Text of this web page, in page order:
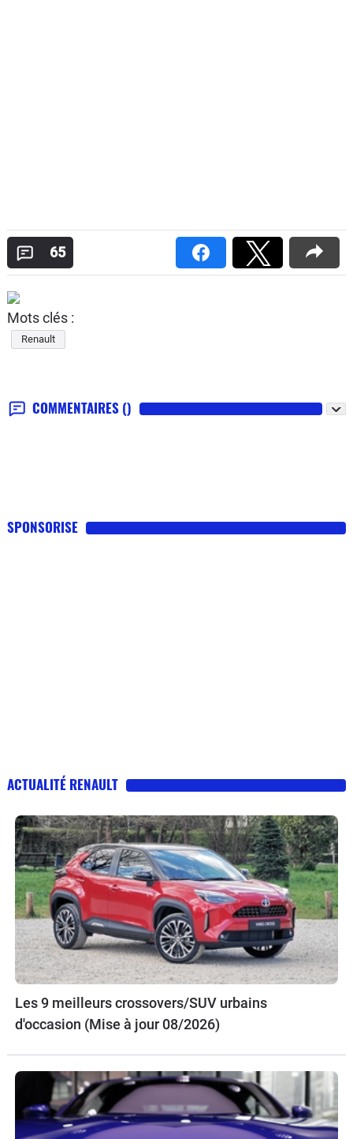
65
Mots clés :
Renault
COMMENTAIRES ()
SPONSORISE
ACTUALITÉ RENAULT
Les 9 meilleurs crossovers/SUV urbains
d'occasion (Mise à jour 08/2026)